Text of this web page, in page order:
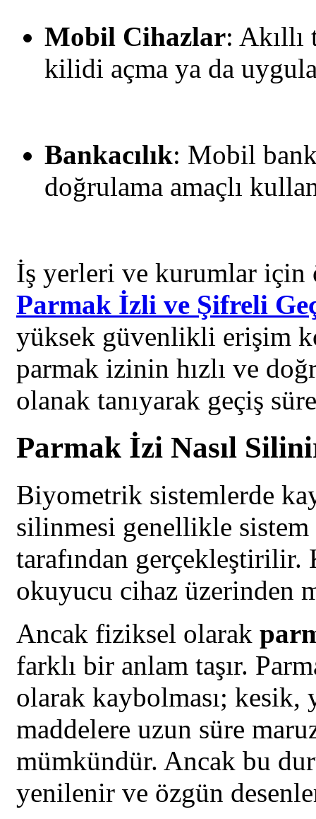
Mobil Cihazlar:
kilidi açma ya da
Bankacılık: Mobil
doğrulama amaçlı
İş yerleri ve kurumlar
Parmak İzli ve Şifreli
yüksek güvenlikli erişim
parmak izinin hızlı ve
olanak tanıyarak geçiş
Parmak İzi Nasıl
Biyometrik sistemlerde
silinmesi genellikle
tarafından
okuyucu cihaz üzerinden
Ancak fiziksel olarak
farklı bir anlam taşır.
olarak kaybolması; kesik,
maddelere uzun süre
mümkündür. Ancak bu
yenilenir ve özgün